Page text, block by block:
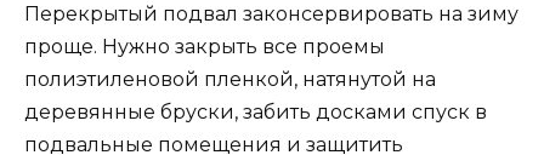
Перекрытый подвал законсервировать на зиму
проще. Нужно закрыть все проемы
полиэтиленовой пленкой, натянутой на
деревянные бруски, забить досками спуск в
подвальные помещения и защитить